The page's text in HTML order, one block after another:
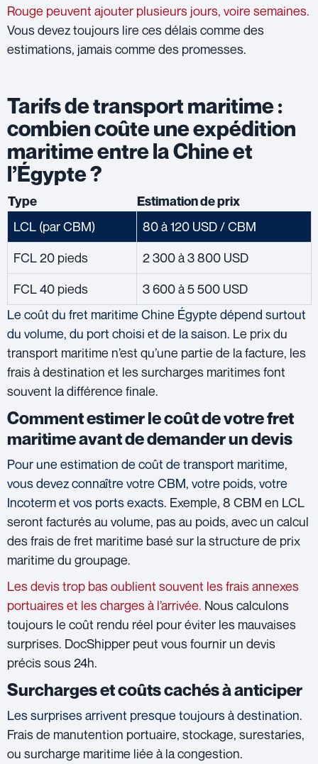
Rouge peuvent ajouter plusieurs jours, voire semaines.
Vous devez toujours lire ces délais comme des
estimations, jamais comme des promesses.
Tarifs de transport maritime :
combien coûte une expédition
maritime entre la Chine et
l’Égypte ?
Type Estimation de prix
LCL (par CBM)
80 à 120 USD / CBM
FCL 20 pieds
2 300 à 3 800 USD
FCL 40 pieds
3 600 à 5 500 USD
Le coût du fret maritime Chine Égypte dépend surtout
du volume, du port choisi et de la saison. Le prix du
transport maritime n’est qu’une partie de la facture, les
frais à destination et les surcharges maritimes font
souvent la différence finale.
Comment estimer le coût de votre fret
maritime avant de demander un devis
Pour une estimation de coût de transport maritime,
vous devez connaître votre CBM, votre poids, votre
Incoterm et vos ports exacts. Exemple, 8 CBM en LCL
seront facturés au volume, pas au poids, avec un calcul
des frais de fret maritime basé sur la structure de prix
maritime du groupage.
Les devis trop bas oublient souvent les frais annexes
portuaires et les charges à l’arrivée. Nous calculons
toujours le coût rendu réel pour éviter les mauvaises
surprises. DocShipper peut vous fournir un devis
précis sous 24h.
Surcharges et coûts cachés à anticiper
Les surprises arrivent presque toujours à destination.
Frais de manutention portuaire, stockage, surestaries,
ou surcharge maritime liée à la congestion.